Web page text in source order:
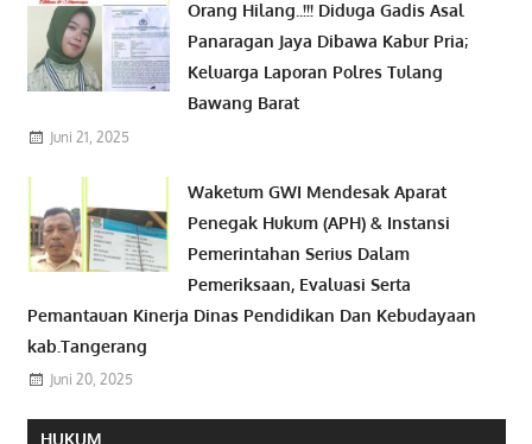
Orang Hilang..!!! Diduga Gadis Asal
Panaragan Jaya Dibawa Kabur Pria;
Keluarga Laporan Polres Tulang
Bawang Barat
Juni 21, 2025
Waketum GWI Mendesak Aparat
Penegak Hukum (APH) & Instansi
Pemerintahan Serius Dalam
Pemeriksaan, Evaluasi Serta
Pemantauan Kinerja Dinas Pendidikan Dan Kebudayaan
kab.Tangerang
Juni 20, 2025
HUKUM